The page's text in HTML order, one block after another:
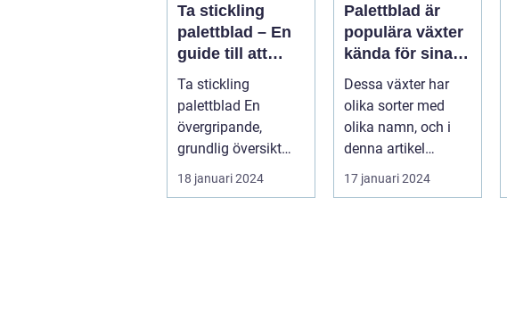
Ta stickling
palettblad – En
guide till att
föröka denna
populära växt
Ta stickling
palettblad En
övergripande,
grundlig översikt
över "ta stickling
18 januari 2024
Palettblad är
populära växter
kända för sina
färgglada blad
och dekorativa
utseende
Dessa växter har
olika sorter med
olika namn, och i
denna artikel
kommer vi att
utforska olika
17 januari 2024